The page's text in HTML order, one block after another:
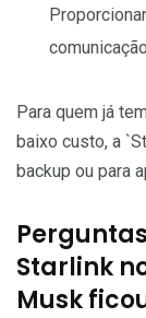
Para quem já
baixo custo, a
backup ou para
Starlink
Musk